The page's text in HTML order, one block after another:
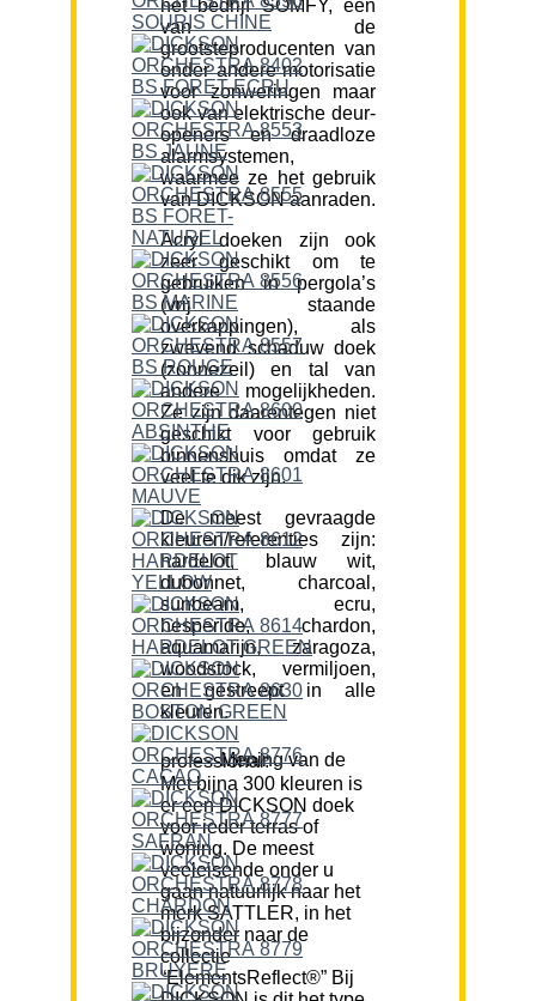
het bedrijf SOMFY, één
van de
grootsteproducenten van
onder andere motorisatie
voor zonweringen maar
ook van elektrische deur-
openers en draadloze
alarmsystemen,
waarmee ze het gebruik
van DICKSON aanraden.
Acryl doeken zijn ook
zeer geschikt om te
gebruiken in pergola’s
(vrij staande
overkappingen), als
zwevend schaduw doek
(zonnezeil) en tal van
andere mogelijkheden.
Ze zijn daarentegen niet
geschikt voor gebruik
binnenshuis omdat ze
veel te dik zijn.
De meest gevraagde
kleuren/referenties zijn:
hardelot, blauw wit,
dubonnet, charcoal,
sunbeam, ecru,
hesperide, chardon,
aquamarijn, zaragoza,
woodstock, vermiljoen,
en gestreept in alle
kleuren.
Mening van de professional:
Met bijna 300 kleuren is
er een DICKSON doek
voor ieder terras of
woning. De meest
veeleisende onder u
gaan natuurlijk naar het
merk SATTLER, in het
bijzonder naar de
collectie
“ElementsReflect®” Bij